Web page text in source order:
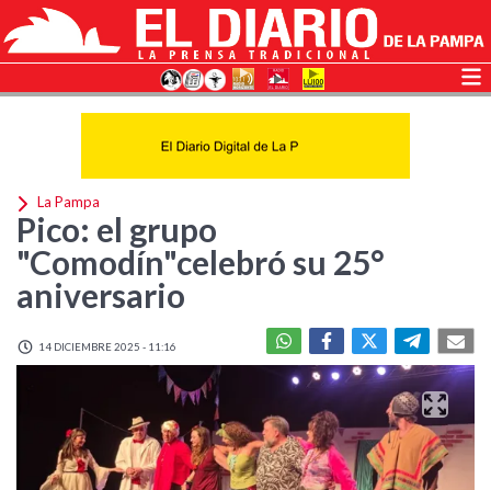
La Pampa
Pico: el grupo
"Comodín"celebró su 25°
aniversario
14 DICIEMBRE 2025 - 11:16